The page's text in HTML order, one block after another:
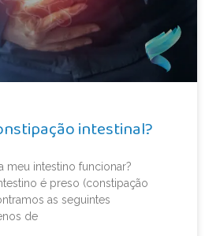
intestinal?
meu intestino funcionar?
é preso (constipação
as seguintes
de